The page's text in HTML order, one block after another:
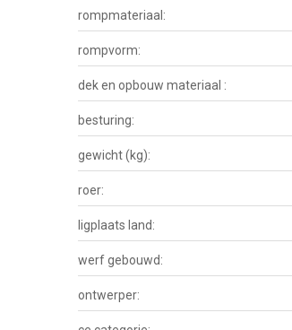
rompmateriaal:
rompvorm:
dek en opbouw materiaal :
besturing:
gewicht (kg):
roer:
ligplaats land:
werf gebouwd:
ontwerper: